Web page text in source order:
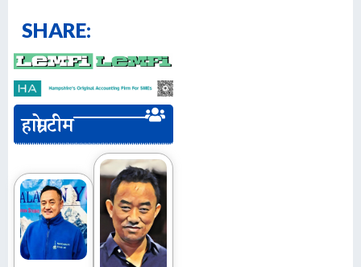
SHARE:
हाम्रो टीम